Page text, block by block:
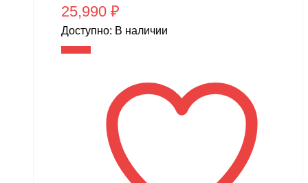
25,990 ₽
Доступно: В наличии